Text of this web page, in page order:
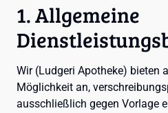
1. Allgemeine
Wir (Ludgeri Apotheke) bieten
Möglichkeit an,
ausschließlich gegen Vorlage